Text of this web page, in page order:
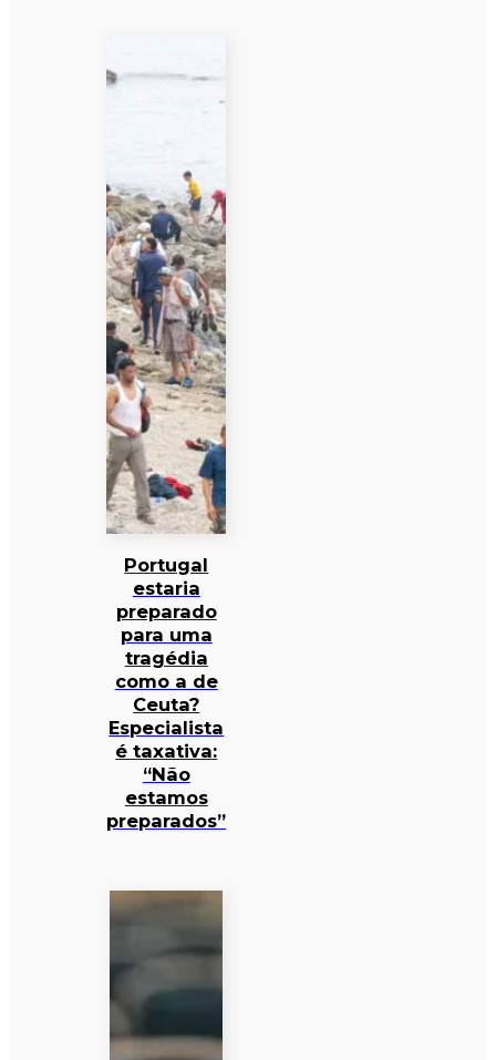
Portugal
estaria
preparado
para uma
tragédia
como a de
Ceuta?
Especialista
é taxativa:
“Não
estamos
preparados”